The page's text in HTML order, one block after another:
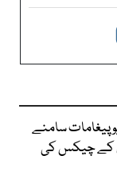
پیغامات سامنے
کے چیکس کی